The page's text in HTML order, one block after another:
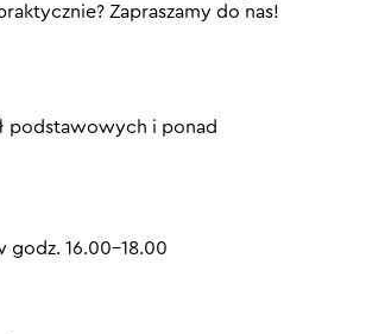
Zapraszamy do nas!
podstawowych i ponad
godz. 16.00-18.00